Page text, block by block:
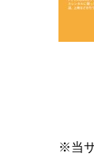
※当サ